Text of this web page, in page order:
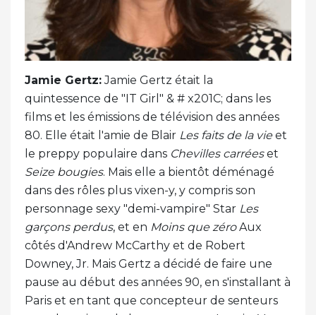
Jamie Gertz:Jamie Gertz était la
quintessence de "IT Girl" & # x201C; dans les
films et les émissions de télévision des années
80. Elle était l'amie de Blair Les faits de la vieet
le preppy populaire dans Chevilles carréeset
Seize bougies. Mais elle a bientôt déménagé
dans des rôles plus vixen-y, y compris son
personnage sexy "demi-vampire" Star Les
garçons perdus, et en Moins que zéroAux
côtés d'Andrew McCarthy et de Robert
Downey, Jr. Mais Gertz a décidé de faire une
pause au début des années 90, en s'installant à
Paris et en tant que concepteur de senteurs